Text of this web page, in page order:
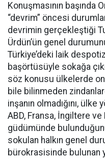
Konuşmasının başında
“devrim” öncesi
devrimin gerçekleştiği
Ürdün’ün genel
Türkiye’deki laik
başörtüsüyle sokağa
söz konusu ülkelerde
bile bilinmeden
inşanın olmadığını,
ABD, Fransa, İngiltere
güdümünde
sokulan halkın genel
bürokrasisinde bulunan